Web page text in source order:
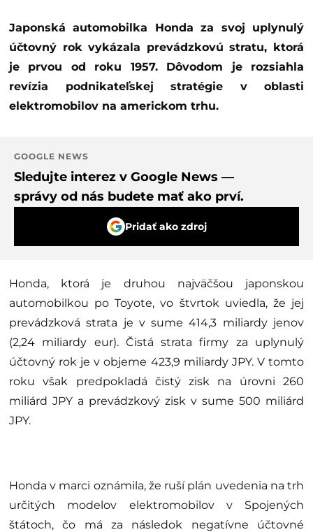
Japonská automobilka Honda za svoj uplynulý
účtovný rok vykázala prevádzkovú stratu, ktorá
je prvou od roku 1957. Dôvodom je rozsiahla
revízia podnikateľskej stratégie v oblasti
elektromobilov na americkom trhu.
GOOGLE NEWS
Sledujte interez v Google News —
správy od nás budete mať ako prví.
Pridať ako zdroj
Honda, ktorá je druhou najväčšou japonskou
automobilkou po Toyote, vo štvrtok uviedla, že jej
prevádzková strata je v sume 414,3 miliardy jenov
(2,24 miliardy eur). Čistá strata firmy za uplynulý
účtovný rok je v objeme 423,9 miliardy JPY. V tomto
roku však predpokladá čistý zisk na úrovni 260
miliárd JPY a prevádzkový zisk v sume 500 miliárd
JPY.
Honda v marci oznámila, že ruší plán uvedenia na trh
určitých modelov elektromobilov v Spojených
štátoch, čo má za následok negatívne účtovné